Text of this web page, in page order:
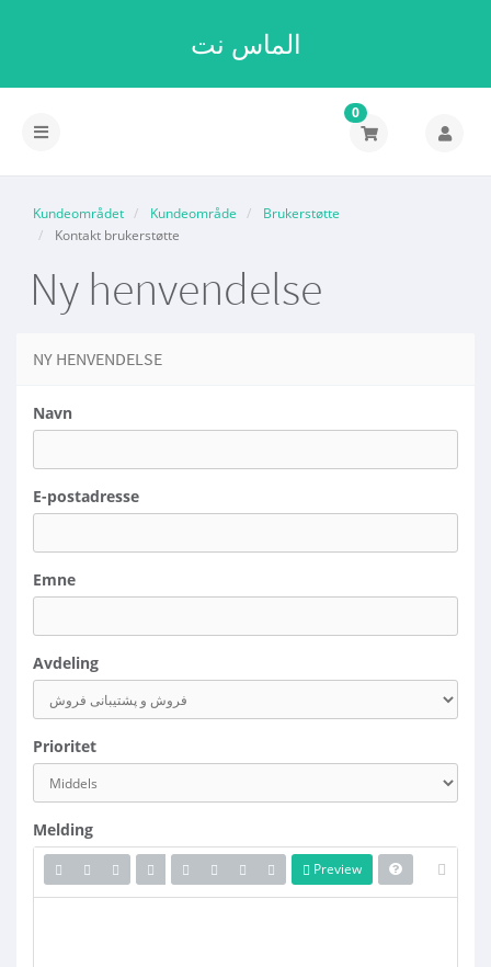
الماس نت
Bytt
0
Kundeområdet Kundeområde
Brukerstøtte
Kontakt brukerstøtte
Ny henvendelse
NY HENVENDELSE
Navn
E-postadresse
Emne
Avdeling
Prioritet
Melding
Preview